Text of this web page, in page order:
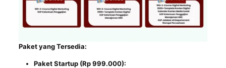
Paket yang Tersedia:
Paket Startup (Rp 999.000):